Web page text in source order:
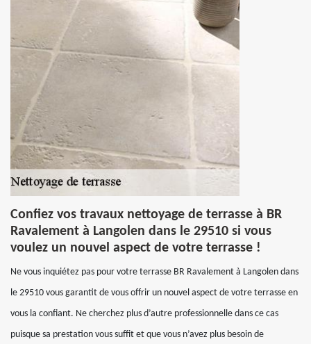
Confiez vos travaux nettoyage de terrasse à BR
Ravalement à Langolen dans le 29510 si vous
voulez un nouvel aspect de votre terrasse !
Ne vous inquiétez pas pour votre terrasse BR Ravalement à Langolen dans
le 29510 vous garantit de vous offrir un nouvel aspect de votre terrasse en
vous la confiant. Ne cherchez plus d’autre professionnelle dans ce cas
puisque sa prestation vous suffit et que vous n’avez plus besoin de